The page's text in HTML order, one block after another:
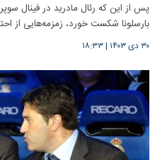
پس از این که رئال مادرید در فینال
بارسلونا شکست خورد، زمزمه‌هایی از
۳۰ دی ۱۴۰۳ |۱۸:۳۳